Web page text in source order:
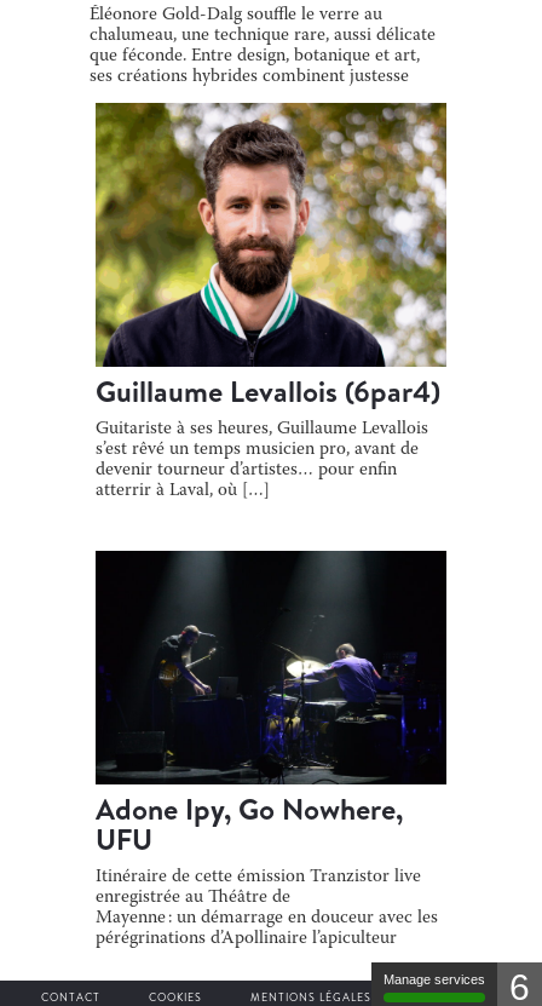
Éléonore Gold-Dalg souffle le verre au
chalumeau, une technique rare, aussi délicate
que féconde. Entre design, botanique et art,
ses créations hybrides combinent justesse
Guillaume Levallois (6par4)
Guitariste à ses heures, Guillaume Levallois
s’est rêvé un temps musicien pro, avant de
devenir tourneur d’artistes… pour enfin
atterrir à Laval, où […]
Adone Ipy, Go Nowhere,
UFU
Itinéraire de cette émission Tranzistor live
enregistrée au Théâtre de
Mayenne : un démarrage en douceur avec les
pérégrinations d’Apollinaire l’apiculteur
narrées par Adone Ipy, puis on décolle vers la
stratosphère avec le […]
CONTACT COOKIES MENTIONS LÉGALES PLAN DU SITE
Manage services 6